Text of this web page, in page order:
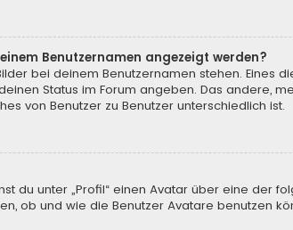
Benutzernamen angezeigt werden?
bei deinem Benutzernamen stehen. Eines
Status im Forum angeben. Das andere,
von Benutzer zu Benutzer unterschiedlich ist.
du unter „Profil“ einen Avatar über eine der
ob und wie die Benutzer Avatare benutzen